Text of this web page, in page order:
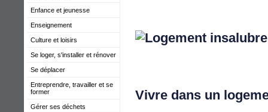
Enfance et jeunesse
Enseignement
Culture et loisirs
Se loger, s'installer et rénover
Se déplacer
Entreprendre, travailler et se
former
Gérer ses déchets
Vivre dans un